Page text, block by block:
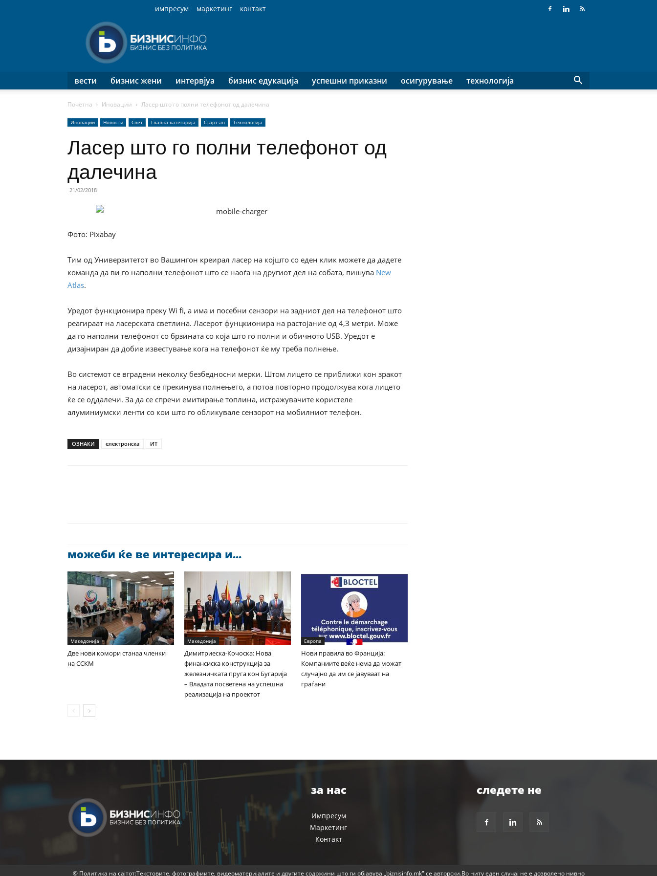
импресум маркетинг
контакт
Инфо
вести бизнис жени интервјуа бизнис едукација успешни приказни осигурување технологија
Почетна Иновации Ласер што го полни телефонот од далечина
Иновации Новости Свет Главна категорија Старт-ап Технологија
Ласер што го полни телефонот од
далечина
21/02/2018
Фото: Pixabay
Тим од Универзитетот во Вашингон креирал ласер на којшто со еден клик можете да дадете
команда да ви го наполни телефонот што се наоѓа на другиот дел на собата, пишува New
Atlas.
Уредот функционира преку Wi fi, а има и посебни сензори на задниот дел на телефонот што
реагираат на ласерската светлина. Ласерот фунцкионира на растојание од 4,3 метри. Може
да го наполни телефонот со брзината со која што го полни и обичното USB. Уредот е
дизајниран да добие известување кога на телефонот ќе му треба полнење.
Во системот се вградени неколку безбедносни мерки. Штом лицето се приближи кон зракот
на ласерот, автоматски се прекинува полнењето, а потоа повторно продолжува кога лицето
ќе се оддалечи. За да се спречи емитирање топлина, истражувачите користеле
алуминиумски ленти со кои што го обликувале сензорот на мобилниот телефон.
ОЗНАКИ електронска ИТ
можеби ќе ве интересира и...
Македонија
Две нови комори станаа членки
на ССКМ
Македонија
Димитриеска-Кочоска: Нова
финансиска конструкција за
железничката пруга кон Бугарија
– Владата посветена на успешна
реализација на проектот
Европа
Нови правила во Франција:
Компаниите веќе нема да можат
случајно да им се јавуваат на
граѓани
за нас
Импресум
Маркетинг
Контакт
следете не
© Политика на сајтот:Текстовите, фотографиите, видеоматеријалите и другите содржини што ги објавува „biznisinfo.mk" се авторски.Во ниту еден случај не е дозволено нивно